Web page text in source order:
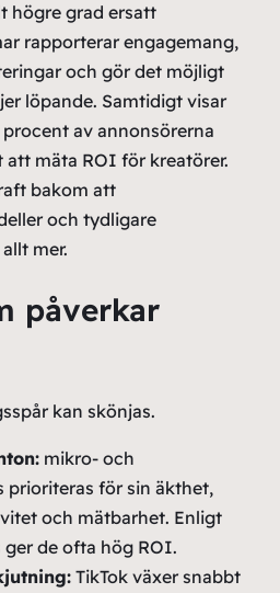
högre grad ersatt
rapporterar engagemang,
och gör det möjligt
löpande. Samtidigt visar
av annonsörerna
mäta ROI för kreatörer.
bakom att
och tydligare
mer.
påverkar
kan skönjas.
mikro- och
prioriteras för sin äkthet,
och mätbarhet. Enligt
de ofta hög ROI.
TikTok växer snabbt